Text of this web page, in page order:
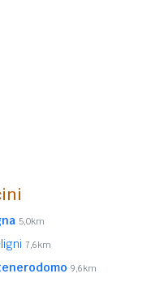
5,0km
7,6km
9,6km